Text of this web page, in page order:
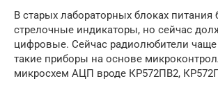
В старых лабораторных блоках питания
стрелочные индикаторы, но сейчас
цифровые. Сейчас радиолюбители чаще
такие приборы на основе
микросхем АЦП вроде КР572ПВ2,